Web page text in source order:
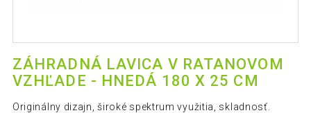
ZÁHRADNÁ LAVICA V RATANOVOM
VZHĽADE - HNEDÁ 180 X 25 CM
Originálny dizajn, široké spektrum využitia, skladnosť.